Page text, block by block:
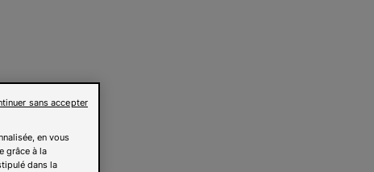
en vous
grâce à la
dans la
sans accepter